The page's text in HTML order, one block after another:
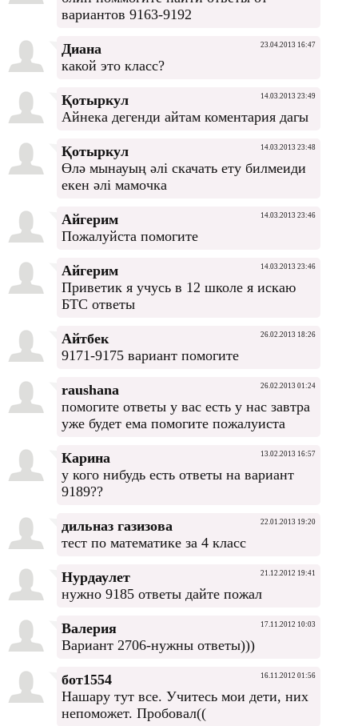
вариантов 9163-9192
Диана 23.04.2013 16:47
какой это класс?
Қотыркул 14.03.2013 23:49
Айнека дегенди айтам коментария дагы
Қотыркул 14.03.2013 23:48
Өлә мынауың әлі скачать ету билмеиди
екен әлі мамочка
Айгерим 14.03.2013 23:46
Пожалуйста помогите
Айгерим 14.03.2013 23:46
Приветик я учусь в 12 школе я искаю
БТС ответы
Айтбек 26.02.2013 18:26
9171-9175 вариант помогите
raushana 26.02.2013 01:24
помогите ответы у вас есть у нас завтра
уже будет ема помогите пожалуиста
Карина 13.02.2013 16:57
у кого нибудь есть ответы на вариант
9189??
дильназ газизова 22.01.2013 19:20
тест по математике за 4 класс
Нурдаулет 21.12.2012 19:41
нужно 9185 ответы дайте пожал
Валерия 17.11.2012 10:03
Вариант 2706-нужны ответы)))
бот1554 16.11.2012 01:56
Нашару тут все. Учитесь мои дети, них
непоможет. Пробовал((